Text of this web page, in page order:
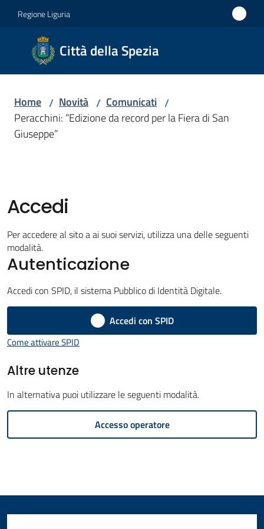
Vai al contenuto
Vai alla navigazione
Vai al footer
Regione Liguria
Città della Spezia
Città
della
Spezia
Medaglia
d'oro al
Merito
al Valor
Novità
Menu selezionato
Servizi
Vivere
il
Comune
r
Home / Novità / Comunicati /
Peracchini: “Edizione da record per la Fiera di San
Giuseppe”
Accedi
Per accedere al sito a ai suoi servizi, utilizza una delle seguenti
modalità.
Autenticazione
Accedi con SPID, il sistema Pubblico di Identità Digitale.
Accedi con SPID
Come attivare SPID
Altre utenze
In alternativa puoi utilizzare le seguenti modalità.
Accesso operatore